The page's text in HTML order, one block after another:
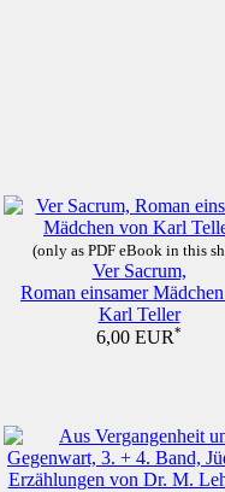
(only as PDF eBook in this
Ver Sacrum,
Roman einsamer
Karl Teller
6,00 EUR*